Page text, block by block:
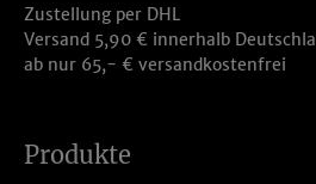
Zustellung per DHL
Versand 5,90 € innerhalb
ab nur 65,- € versandkostenfrei
Produkte